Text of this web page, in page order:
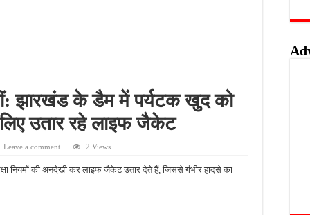
झारखंड के डैम में पर्यटक खुद को
उतार रहे लाइफ जैकेट
Leave a comment 2 Views
नियमों की अनदेखी कर लाइफ जैकेट उतार देते हैं, जिससे गंभीर हादसे का